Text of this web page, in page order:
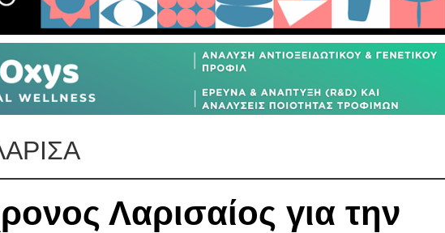
Λαρισαίος για την